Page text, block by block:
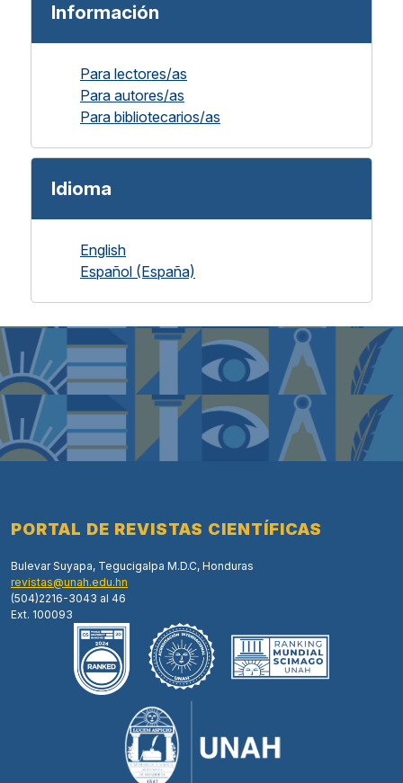
Información
Para lectores/as
Para autores/as
Para bibliotecarios/as
Idioma
English
Español (España)
PORTAL DE REVISTAS CIENTÍFICAS
Bulevar Suyapa, Tegucigalpa M.D.C, Honduras
revistas@unah.edu.hn
(504)2216-3043 al 46
Ext. 100093